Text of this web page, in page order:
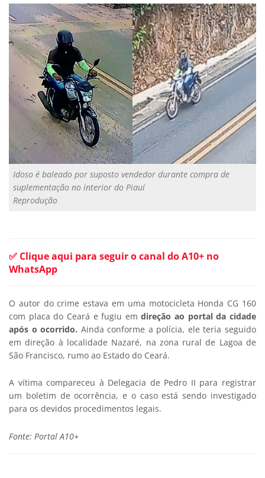
Idoso é baleado por suposto vendedor durante compra de
suplementação no interior do Piauí
Reprodução
✅ Clique aqui para seguir o canal do A10+ no
WhatsApp
O autor do crime estava em uma motocicleta Honda CG 160
com placa do Ceará e fugiu em direção ao portal da cidade
após o ocorrido. Ainda conforme a polícia, ele teria seguido
em direção à localidade Nazaré, na zona rural de Lagoa de
São Francisco, rumo ao Estado do Ceará.
A vítima compareceu à Delegacia de Pedro II para registrar
um boletim de ocorrência, e o caso está sendo investigado
para os devidos procedimentos legais.
Fonte: Portal A10+